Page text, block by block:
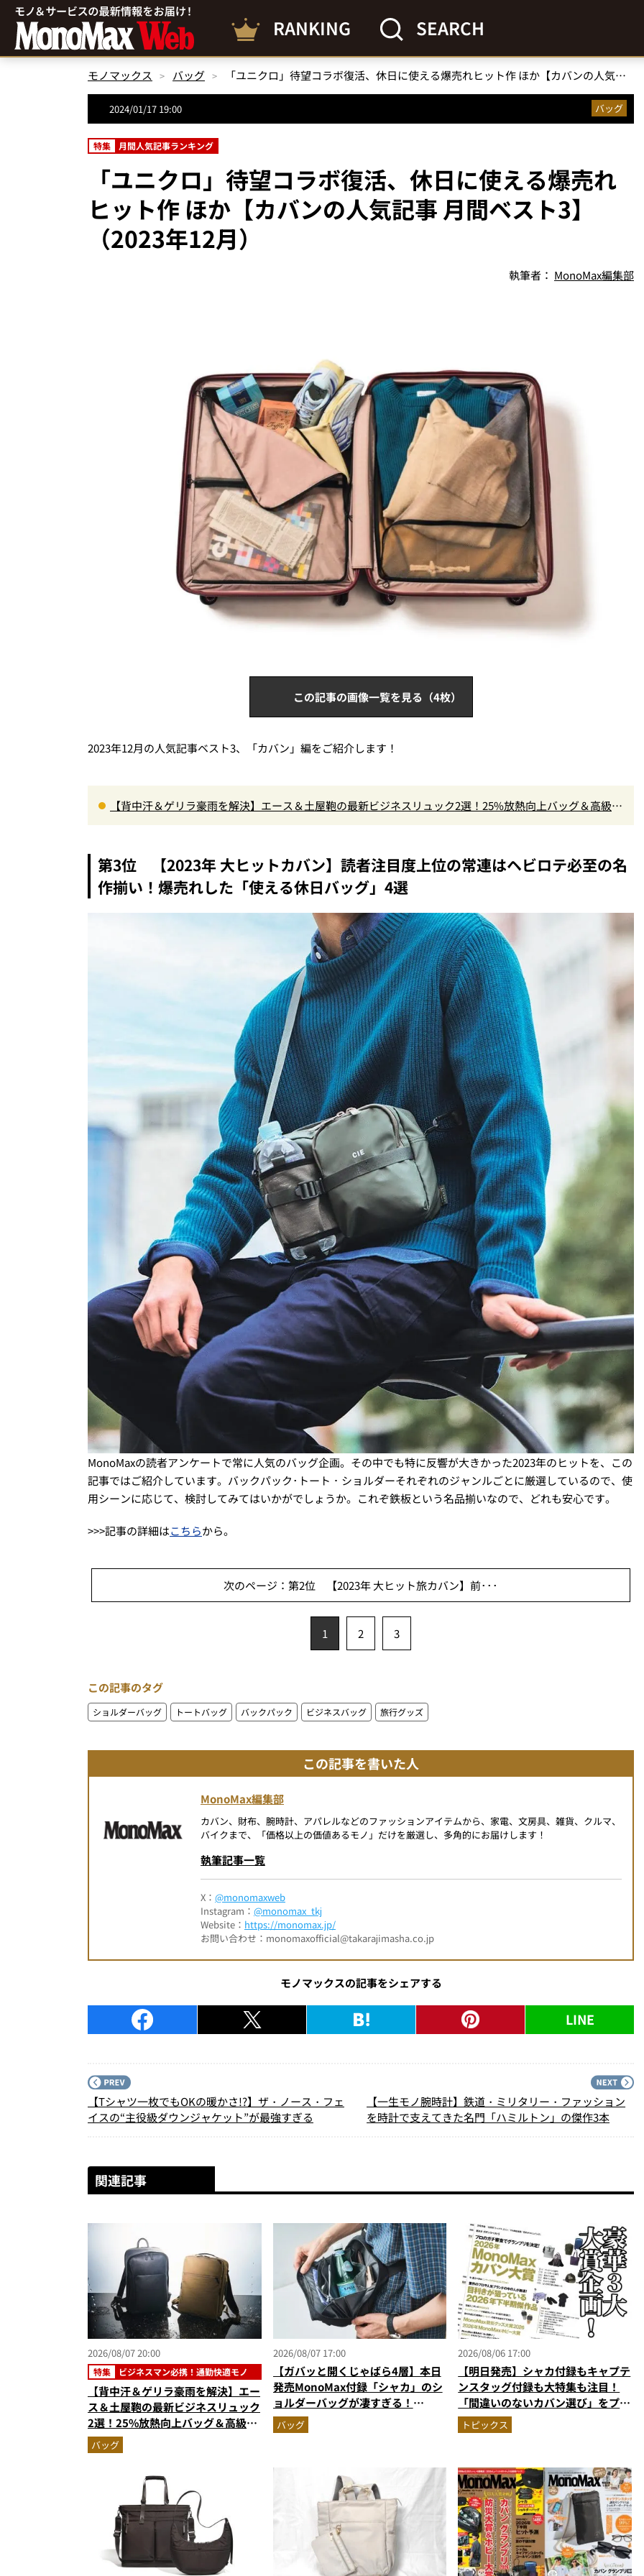
RANKING SEARCH
モノマックス バッグ 「ユニクロ」待望コラボ復活、休日に使える爆売れヒット作 ほか【カバンの人気記事 月間ベスト3】（2023年12月）
2024/01/17 19:00 バッグ
特集 月間人気記事ランキング
「ユニクロ」待望コラボ復活、休日に使える爆売れ
ヒット作 ほか【カバンの人気記事 月間ベスト3】
（2023年12月）
執筆者： MonoMax編集部
この記事の画像一覧を見る（4枚）
2023年12月の人気記事ベスト3、「カバン」編をご紹介します！
【背中汗＆ゲリラ豪雨を解決】エース＆土屋鞄の最新ビジネスリュック2選！25%放熱向上バッグ＆高級防
第3位 【2023年 大ヒットカバン】読者注目度上位の常連はヘビロテ必至の名
作揃い！爆売れした「使える休日バッグ」4選
MonoMaxの読者アンケートで常に人気のバッグ企画。その中でも特に反響が大きかった2023年のヒットを、この
記事ではご紹介しています。バックパック･トート・ショルダーそれぞれのジャンルごとに厳選しているので、使
用シーンに応じて、検討してみてはいかがでしょうか。これぞ鉄板という名品揃いなので、どれも安心です。
>>>記事の詳細はこちらから。
次のページ：第2位 【2023年 大ヒット旅カバン】前･･･
1 2 3
この記事のタグ
ショルダーバッグ トートバッグ バックパック ビジネスバッグ 旅行グッズ
この記事を書いた人
MonoMax編集部
カバン、財布、腕時計、アパレルなどのファッションアイテムから、家電、文房具、雑貨、クルマ、
バイクまで、「価格以上の価値あるモノ」だけを厳選し、多角的にお届けします！
執筆記事一覧
X： @monomaxweb
Instagram： @monomax_tkj
Website： https://monomax.jp/
お問い合わせ：monomaxofficial@takarajimasha.co.jp
モノマックスの記事をシェアする
LINE
【Tシャツ一枚でもOKの暖かさ!?】ザ・ノース・フェ
イスの“主役級ダウンジャケット”が最強すぎる
【一生モノ腕時計】鉄道・ミリタリー・ファッション
を時計で支えてきた名門「ハミルトン」の傑作3本
関連記事
2026/08/07 20:00
特集 ビジネスマン必携！通勤快適モノ
【背中汗＆ゲリラ豪雨を解決】エー
ス＆土屋鞄の最新ビジネスリュック
2選！25%放熱向上バッグ＆高級防
水レザーの全貌
バッグ
2026/08/07 17:00
【ガバッと開くじゃばら4層】本日
発売MonoMax付録「シャカ」のシ
ョルダーバッグが凄すぎる！
500mLペット収納＆背面メッシュ
でベタつかない
バッグ
2026/08/06 17:00
【明日発売】シャカ付録もキャプテ
ンスタッグ付録も大特集も注目！
「間違いのないカバン選び」をプロ
がジャッジ・MonoMax9月号の目
次を公開
トピックス